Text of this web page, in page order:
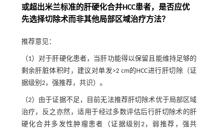
或超出米兰标准的肝硬化合并HCC患者，是否应优
先选择切除术而非其他局部区域治疗方法？
推荐意见：
（1）对于肝硬化患者，当肝功能得以保留且能维持足够的
剩余肝脏体积时，建议对单发>2 cm的HCC进行肝切除（证
据级别2，强推荐，共识）。
（2）由于证据不足，目前无法推荐肝切除术优于局部区域
治疗，反之亦然，适用于经过多数评估后行肝切除术的肝
硬化合并多发性肿瘤患者（证据级别2，弱推荐，强共